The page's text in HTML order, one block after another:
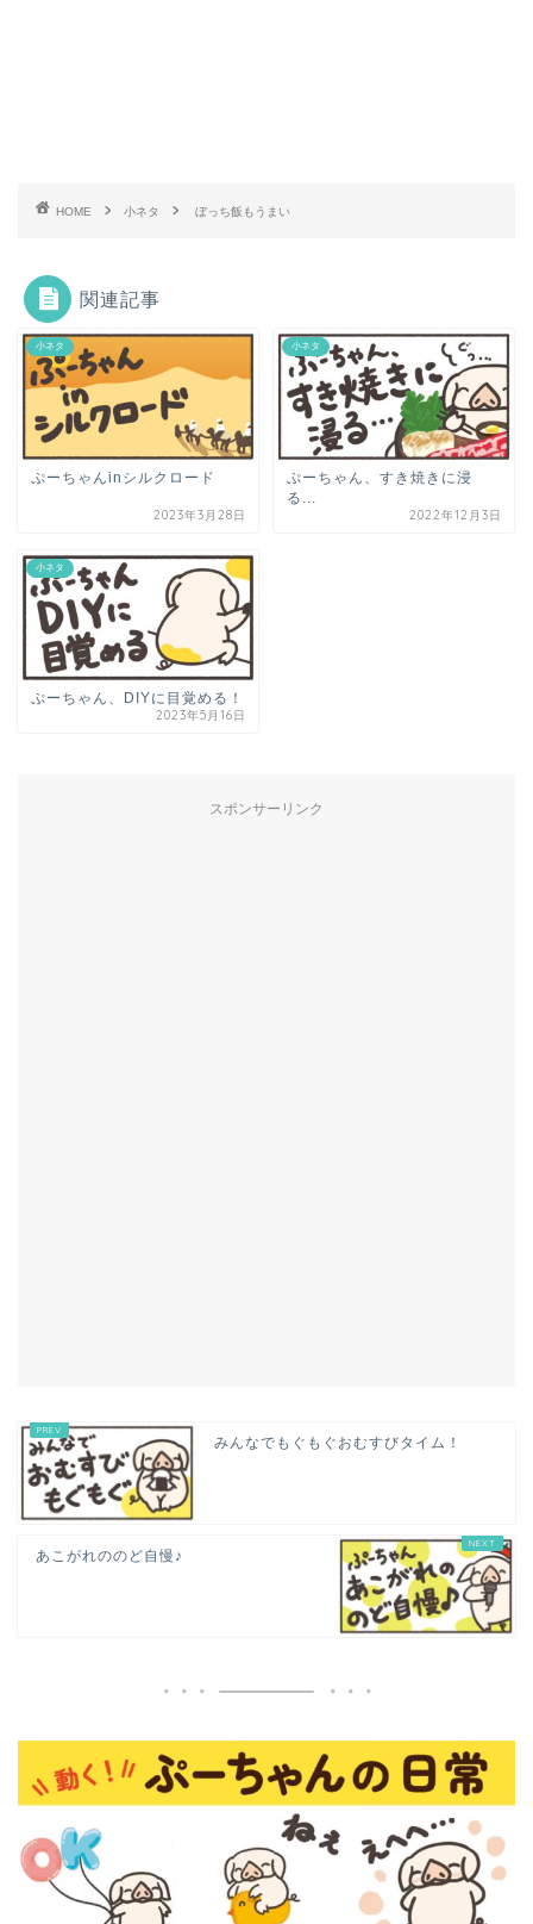
HOME 小ネタ ぼっち飯もうまい
関連記事
小ネタ
ぷーちゃんinシルクロード
2023年3月28日
小ネタ
ぷーちゃん、すき焼きに浸
る...
2022年12月3日
小ネタ
ぷーちゃん、DIYに目覚める！
2023年5月16日
スポンサーリンク
みんなでもぐもぐおむすびタイム！
あこがれののど自慢♪